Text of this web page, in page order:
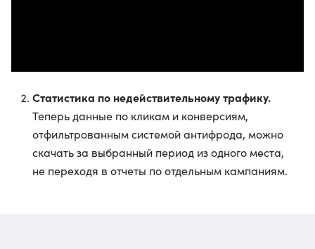
Статистика по недействительному трафику.
Теперь данные по кликам и конверсиям,
отфильтрованным системой антифрода, можно
скачать за выбранный период из одного места,
не переходя в отчеты по отдельным кампаниям.